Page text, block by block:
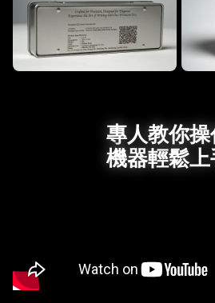
專人教你操
機器輕鬆上